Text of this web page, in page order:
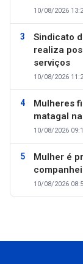
10/08/2026
Sindicato
realiza
serviços
10/08/2026
Mulheres
matagal
10/08/2026
Mulher é
10/08/2026